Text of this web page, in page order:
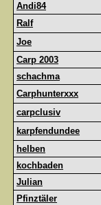
Andi84
Ralf
Joe
Carp 2003
schachma
Carphunterxxx
carpclusiv
karpfendundee
helben
kochbaden
Julian
Pfinztäler